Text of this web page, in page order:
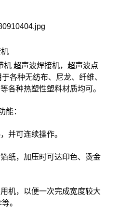
机 超声波焊接机，超声波点
各种无纺布、尼龙、纤维、
各种热塑性塑料材质均可。
能：
并可连续操作。
纸，加压时可达印色、烫金
机，以便一次完成宽度较大
。